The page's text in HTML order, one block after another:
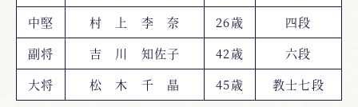
中堅
村 上 李 奈 26歳
四段
副将
吉 川 知佐子 42歳
六段
大将
松 木 千 晶 45歳 教士七段